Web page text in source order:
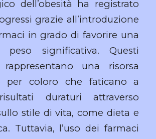
dell’obesità ha registrato
grazie all’introduzione
in grado di favorire una
significativa. Questi
rappresentano una risorsa
per coloro che faticano a
duraturi attraverso
stile di vita, come dieta e
Tuttavia, l’uso dei farmaci